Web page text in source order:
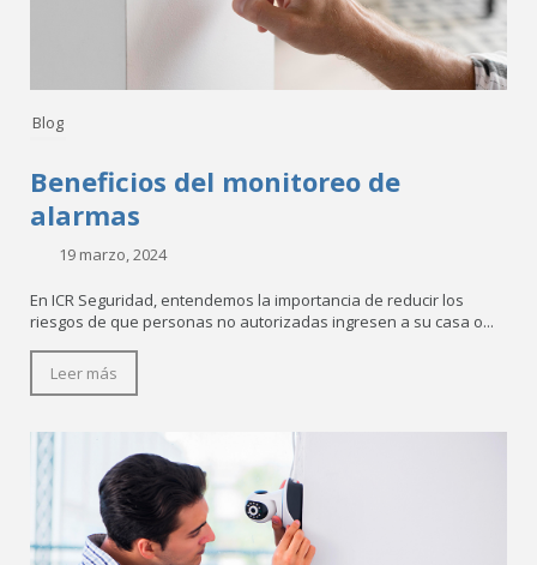
Blog
Beneficios del monitoreo de
alarmas
19 marzo, 2024
En ICR Seguridad, entendemos la importancia de reducir los
riesgos de que personas no autorizadas ingresen a su casa o...
Leer más